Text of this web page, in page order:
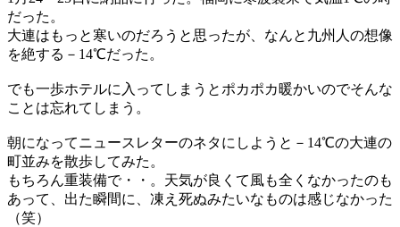
だった。
大連はもっと寒いのだろうと思ったが、なんと九州人の想像
を絶する－14℃だった。
でも一歩ホテルに入ってしまうとポカポカ暖かいのでそんな
ことは忘れてしまう。
朝になってニュースレターのネタにしようと－14℃の大連の
町並みを散歩してみた。
もちろん重装備で・・。天気が良くて風も全くなかったのも
あって、出た瞬間に、凍え死ぬみたいなものは感じなかった
（笑）